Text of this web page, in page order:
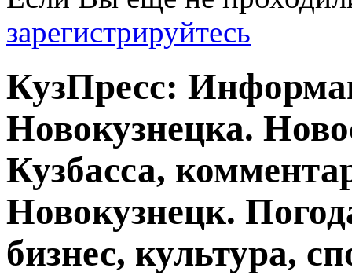
зарегистрируйтесь
КузПресс:
Новокузнецка.
Кузбасса,
Новокузнецк.
бизнес, культура,